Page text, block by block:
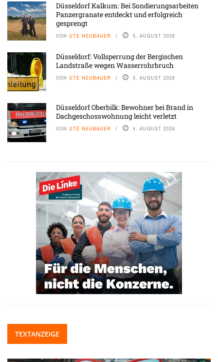
Düsseldorf Kalkum: Bei Sondierungsarbeiten
Panzergranate entdeckt und erfolgreich
gesprengt
VON UTE NEUBAUER 5. AUGUST 2026
Düsseldorf: Vollsperrung der Bergischen
Landstraße wegen Wasserrohrbruch
VON UTE NEUBAUER 5. AUGUST 2026
Düsseldorf Oberbilk: Bewohner bei Brand in
Dachgeschosswohnung leicht verletzt
VON UTE NEUBAUER 4. AUGUST 2026
TEXTANZEIGE